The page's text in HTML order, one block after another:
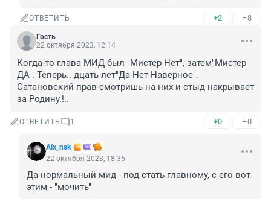
ОТВЕТИТЬ +2 –8
Гость
22 октября 2023, 12:14
Когда-то глава МИД был "Мистер Нет", затем"Мистер
ДА". Теперь.. дцать лет"Да-Нет-Наверное".
Сатановский прав-смотришь на них и стыд накрывает
за Родину.!..
ОТВЕТИТЬ 1 +0 –0
Alx_nsk
22 октября 2023, 18:36
Да нормальный мид - под стать главному, с его вот
этим - "мочить"